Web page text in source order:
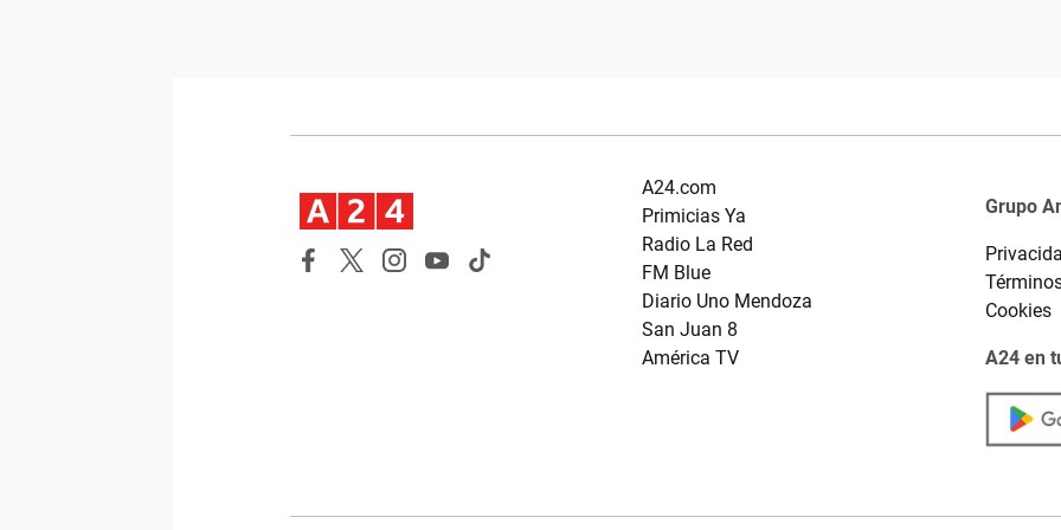
A24.com
Primicias Ya
Radio La Red
FM Blue
Diario Uno Mendoza
San Juan 8
América TV
Grupo
Cookies
A24 en